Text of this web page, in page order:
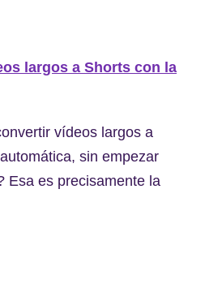
largos a Shorts con la
vídeos largos a
sin empezar
Esa es precisamente la